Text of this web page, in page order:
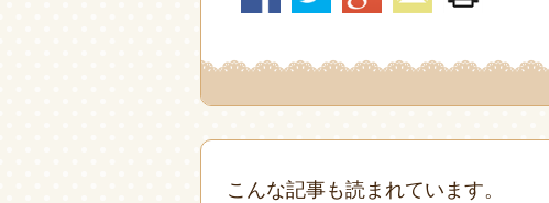
こんな記事も読まれています。